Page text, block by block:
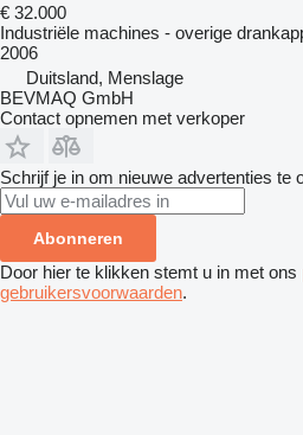
€ 32.000
Industriële machines - overige
2006
Duitsland, Menslage
BEVMAQ GmbH
Contact opnemen met verkoper
Schrijf je in om nieuwe advertenties te
Abonneren
Door hier te klikken stemt u in met ons
gebruikersvoorwaarden.